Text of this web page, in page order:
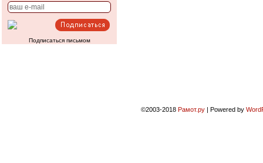
Подписаться письмом
©2003-2018 Рамот.ру | Powered by